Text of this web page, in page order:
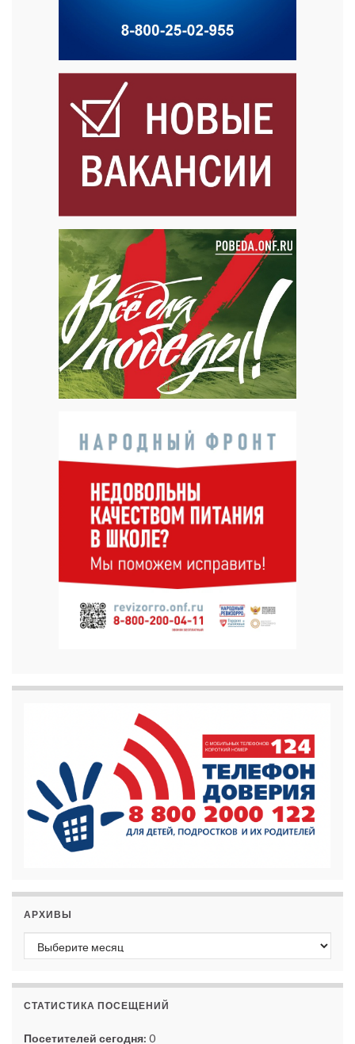
АРХИВЫ
Архивы
СТАТИСТИКА ПОСЕЩЕНИЙ
Посетителей сегодня: 0